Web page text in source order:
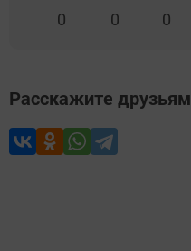
0 0 0
Расскажите друзьям